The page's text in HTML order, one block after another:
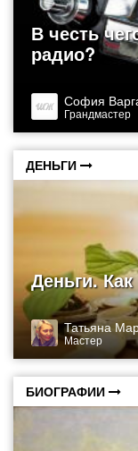
В честь
радио?
София
Грандмастер
ДЕНЬГИ
Деньги. Как
Татьяна
Мастер
БИОГРАФИИ